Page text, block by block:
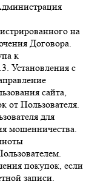
на
Договора.
к
Установления с
сайта,
от Пользователя.
для
мошенничества.
покупок, если
записи.